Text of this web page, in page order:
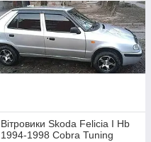
Вітровики Skoda Felicia I Hb
1994-1998 Cobra Tuning